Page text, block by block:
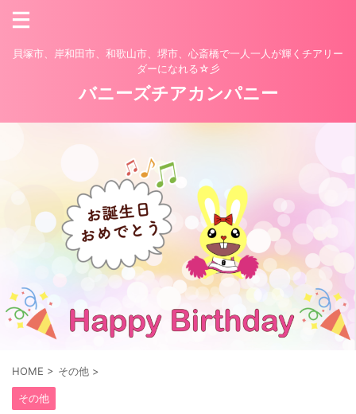
貝塚市、岸和田市、和歌山市、堺市、心斎橋で一人一人が輝くチアリー
ダーになれる☆彡
バニーズチアカンパニー
HOME > その他 >
その他